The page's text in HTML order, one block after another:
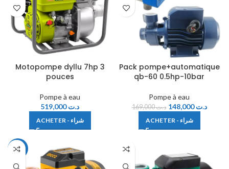
Motopompe dyllu 7hp 3
pouces
Pompe à eau
د.ت519,000
ACHETER - شراء
Pack pompe+automatique
qb-60 0.5hp-10bar
Pompe à eau
د.ت169,000 د.ت148,000
ACHETER - شراء
-14%